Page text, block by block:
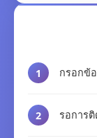
1 กรอกข้
2 รอการ